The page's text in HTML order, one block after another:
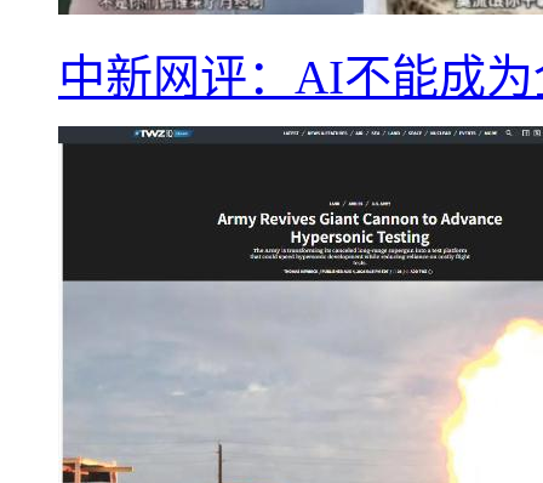
中新网评：AI不能成